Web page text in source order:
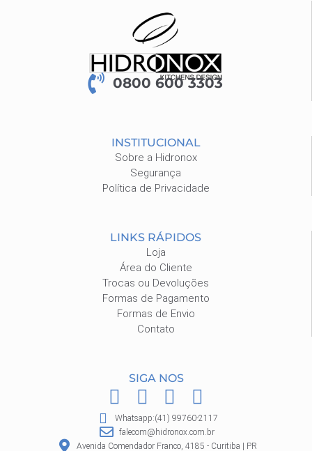
0800 600 3303
INSTITUCIONAL
Sobre a Hidronox
Segurança
Política de Privacidade
LINKS RÁPIDOS
Loja
Área do Cliente
Trocas ou Devoluções
Formas de Pagamento
Formas de Envio
Contato
SIGA NOS
F
a
c
I
n
s
P
i
n
W
h
a
Whatsapp:(41) 99760-2117
falecom@hidronox.com.br
Avenida Comendador Franco, 4185 - Curitiba | PR